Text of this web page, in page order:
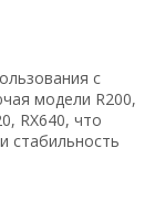
с
модели R200,
RX640, что
стабильность